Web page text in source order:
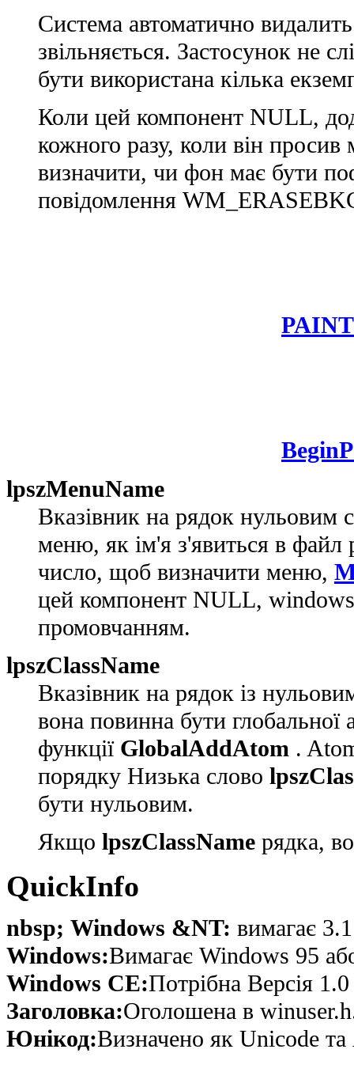
Система автоматично
звільняється. Застосунок не
бути використана кілька
Коли цей компонент NULL,
кожного разу, коли він просив
визначити, чи фон має бути
повідомлення
lpszMenuName
Вказівник на рядок нульовим
меню, як ім'я з'явиться в файл
число, щоб визначити меню,
цей компонент NULL,
промовчанням.
lpszClassName
Вказівник на рядок із
вона повинна бути глобальної
функції GlobalAddAtom .
порядку Низька слово
бути нульовим.
Якщо lpszClassName рядка,
QuickInfo
nbsp; Windows &NT: вимагає 3.1
Windows:Вимагає Windows 95 або
Windows CE:Потрібна Версія
Заголовка:Оголошена в
Юнікод:Визначено як Unicode